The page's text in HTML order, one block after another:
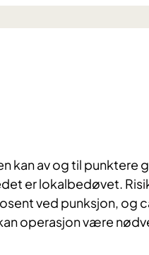
kan av og til punktere
er lokalbedøvet.
ved punksjon, og
operasjon være